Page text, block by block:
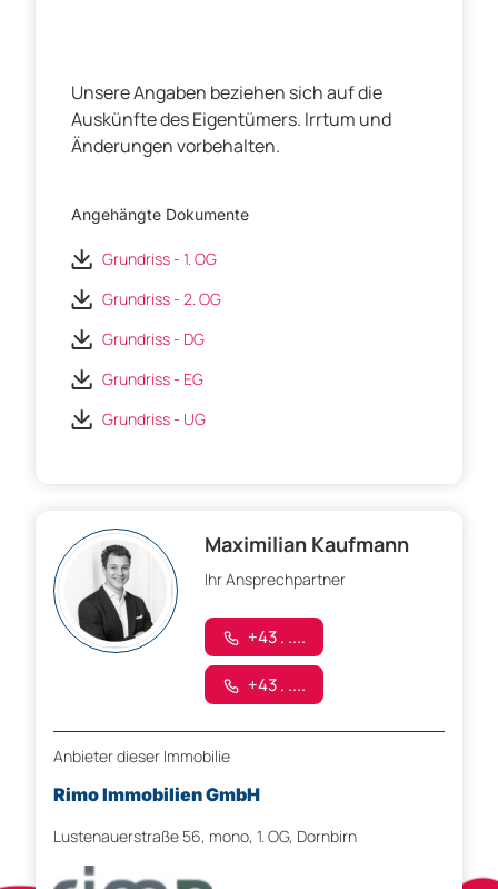
Unsere Angaben beziehen sich auf die
Auskünfte des Eigentümers. Irrtum und
Änderungen vorbehalten.
Angehängte Dokumente
Grundriss - 1. OG
Grundriss - 2. OG
Grundriss - DG
Grundriss - EG
Grundriss - UG
Maximilian Kaufmann
Ihr Ansprechpartner
+43 . ....
+43 . ....
Anbieter dieser Immobilie
Rimo Immobilien GmbH
Lustenauerstraße 56, mono, 1. OG, Dornbirn